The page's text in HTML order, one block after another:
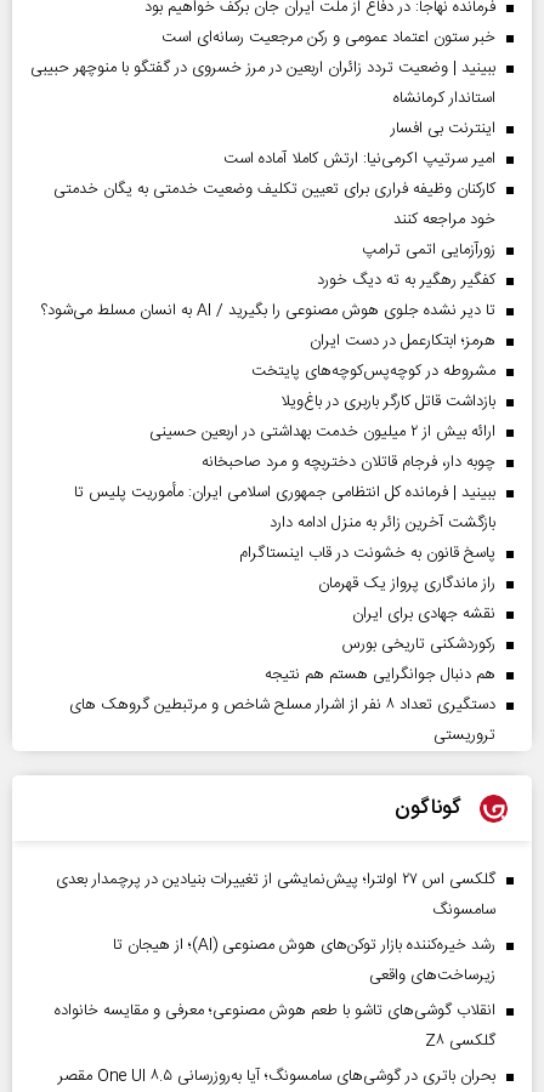
فرمانده نهاجا: در دفاع از ملت ایران جان برکف خواهیم بود
خبر ستون اعتماد عمومی و رکن مرجعیت رسانه‌ای است
ببینید | وضعیت تردد زائران اربعین در مرز خسروی در گفتگو با منوچهر حبیبی
استاندار کرمانشاه
اینترنت بی افسار
امیر سرتیپ اکرمی‌نیا: ارتش کاملا آماده است
کارکنان وظیفه فراری برای تعیین تکلیف وضعیت خدمتی به یگان خدمتی
خود مراجعه کنند
زورآزمایی اتمی ترامپ
کفگیر رهگیر به ته دیگ خورد
تا دیر نشده جلوی هوش مصنوعی را بگیرید / AI به انسان مسلط می‌شود؟
هرمز؛ ابتکارعمل در دست ایران
مشروطه در کوچه‌پس‌کوچه‌های پایتخت
بازداشت قاتل کارگر باربری در باغ‌ویلا
ارائه بیش از ۲ میلیون خدمت بهداشتی در اربعین حسینی
چوبه دار، فرجام قاتلان دختربچه و مرد صاحبخانه
ببینید | فرمانده کل انتظامی جمهوری اسلامی ایران­: مأموریت پلیس تا
بازگشت آخرین زائر به منزل ادامه دارد
پاسخ قانون به خشونت در قاب اینستاگرام
راز ماندگاری پرواز یک قهرمان
نقشه جهادی برای ایران
رکوردشکنی تاریخی بورس
هم دنبال جوانگرایی هستم هم نتیجه
دستگیری تعداد ۸ نفر از اشرار مسلح شاخص و مرتبطین گروهک های
تروریستی
گوناگون
گلکسی اس ۲۷ اولترا؛ پیش‌نمایشی از تغییرات بنیادین در پرچمدار بعدی
سامسونگ
رشد خیره‌کننده بازار توکن‌های هوش مصنوعی (AI)؛ از هیجان تا
زیرساخت‌های واقعی
انقلاب گوشی‌های تاشو‌ با طعم هوش مصنوعی؛ معرفی و مقایسه خانواده
گلکسی Z۸
بحران باتری در گوشی‌های سامسونگ؛ آیا به‌روزرسانی One UI ۸.۵ مقصر